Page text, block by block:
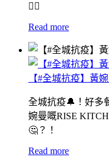
👆🏻
Read more
【#全城抗疫】黃
全城抗疫🔔！好多
婉曼嘅RISE
🤔？！
Read more